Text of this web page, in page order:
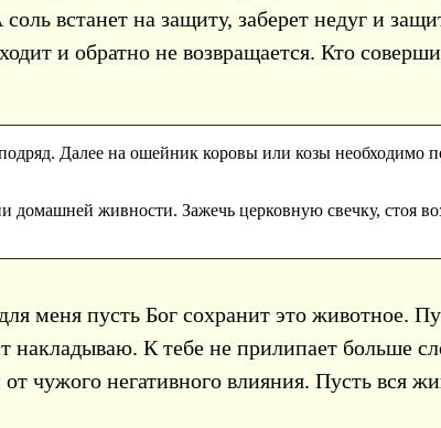
встанет на защиту, заберет недуг и
и обратно не возвращается. Кто
Далее на ошейник коровы или козы необходимо
живности. Зажечь церковную свечку, стоя
меня пусть Бог сохранит это животное.
накладываю. К тебе не прилипает больше
чужого негативного влияния. Пусть вся